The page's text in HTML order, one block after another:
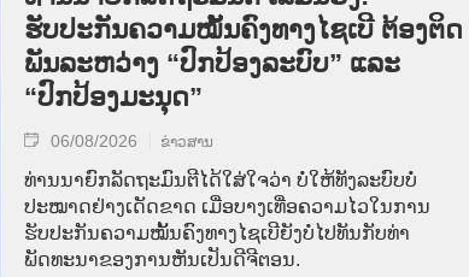
ຮັບປະກັນຄວາມໝັ້ນຄົງທາງໄຊເບີ ຕ້ອງຕິດ
ພັນລະຫວ່າງ “ປົກປ້ອງລະບົບ” ແລະ
“ປົກປ້ອງມະນຸດ”
06/08/2026 ຂ່າວສານ
ທ່ານນາຍົກລັດຖະມົນຕີໄດ້ໃສ່ໃຈວ່າ ບໍ່ໃຫ້ທັງລະບົບບໍ່
ປະໝາດຢ່າງເດັດຂາດ ເມື່ອບາງເທື່ອຄວາມໄວໃນການ
ຮັບປະກັນຄວາມໝັ້ນຄົງທາງໄຊເບີຍັງບໍ່ໄປທັນກັບທ່າ
ພັດທະນາຂອງການຫັນເປັນດີຈີຕອນ.